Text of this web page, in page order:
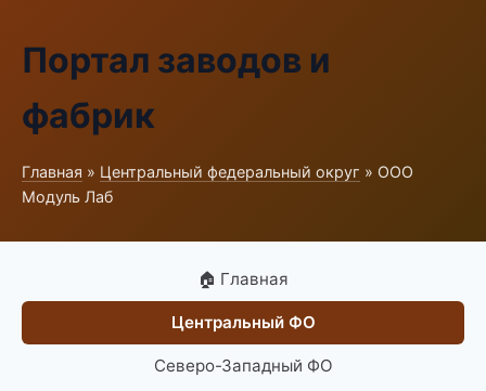
Портал заводов и
фабрик
Главная » Центральный федеральный округ » ООО
Модуль Лаб
🏠 Главная
Центральный ФО
Северо-Западный ФО